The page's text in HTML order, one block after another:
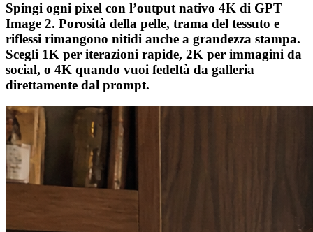
Spingi ogni pixel con l’output nativo 4K di GPT
Image 2. Porosità della pelle, trama del tessuto e
riflessi rimangono nitidi anche a grandezza stampa.
Scegli 1K per iterazioni rapide, 2K per immagini da
social, o 4K quando vuoi fedeltà da galleria
direttamente dal prompt.